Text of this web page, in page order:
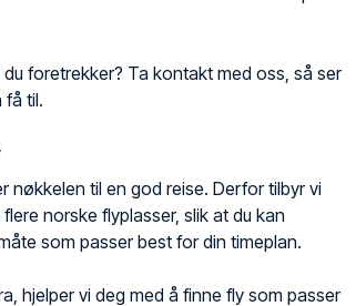
foretrekker? Ta kontakt med oss, så ser
få til.
nøkkelen til en god reise. Derfor tilbyr vi
norske flyplasser, slik at du kan
som passer best for din timeplan.
hjelper vi deg med å finne fly som passer